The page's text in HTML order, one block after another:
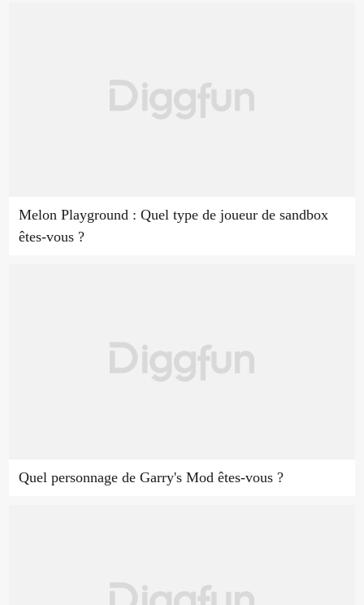
Melon Playground : Quel type de joueur de sandbox
êtes-vous ?
Quel personnage de Garry's Mod êtes-vous ?